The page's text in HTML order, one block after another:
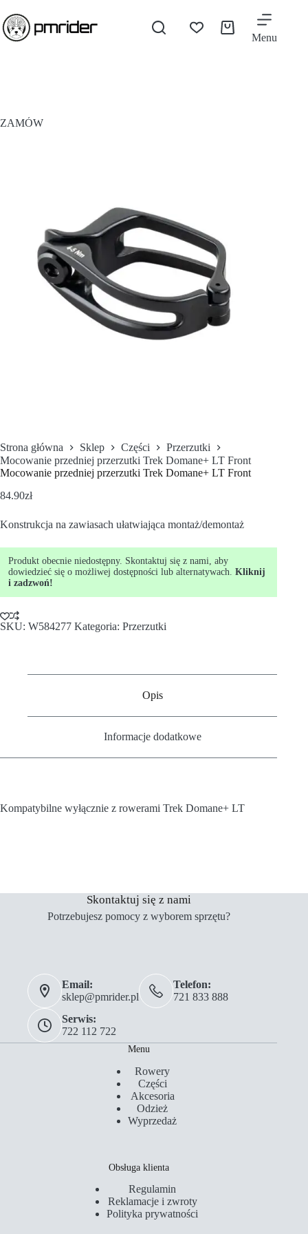
Menu
ZAMÓW
Strona główna Sklep Części
Przerzutki
Mocowanie przedniej przerzutki Trek Domane+ LT Front
Mocowanie przedniej przerzutki Trek Domane+ LT Front
84.90zł
Konstrukcja na zawiasach ułatwiająca montaż/demontaż
Produkt obecnie niedostępny. Skontaktuj się z nami, aby
dowiedzieć się o możliwej dostępności lub alternatywach. Kliknij
i zadzwoń!
SKU: W584277 Kategoria: Przerzutki
Opis
Informacje dodatkowe
Kompatybilne wyłącznie z rowerami Trek Domane+ LT
Skontaktuj się z nami
Potrzebujesz pomocy z wyborem sprzętu?
Email:
sklep@pmrider.pl
Telefon:
721 833 888
Serwis:
722 112 722
Menu
Rowery
Części
Akcesoria
Odzież
Wyprzedaż
Obsługa klienta
Regulamin
Reklamacje i zwroty
Polityka prywatności